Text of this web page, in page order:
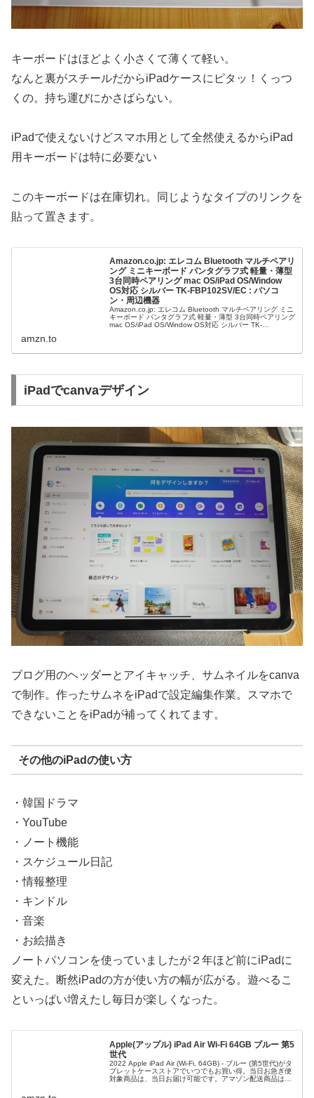
キーボードはほどよく小さくて薄くて軽い。
なんと裏がスチールだからiPadケースにピタッ！くっつ
くの。持ち運びにかさばらない。
iPadで使えないけどスマホ用として全然使えるからiPad
用キーボードは特に必要ない
このキーボードは在庫切れ。同じようなタイプのリンクを
貼って置きます。
Amazon.co.jp: エレコム Bluetooth マルチペアリ
ング ミニキーボード パンタグラフ式 軽量・薄型
3台同時ペアリング mac OS/iPad OS/Window
OS対応 シルバー TK-FBP102SV/EC : パソコ
ン・周辺機器
Amazon.co.jp: エレコム Bluetooth マルチペアリング ミニ
キーボード パンタグラフ式 軽量・薄型 3台同時ペアリング
mac OS/iPad OS/Window OS対応 シルバー TK-
amzn.to
iPadでcanvaデザイン
ブログ用のヘッダーとアイキャッチ、サムネイルをcanva
で制作。作ったサムネをiPadで設定編集作業。スマホで
できないことをiPadが補ってくれてます。
その他のiPadの使い方
・韓国ドラマ
・YouTube
・ノート機能
・スケジュール日記
・情報整理
・キンドル
・音楽
・お絵描き
ノートパソコンを使っていましたが２年ほど前にiPadに
変えた。断然iPadの方が使い方の幅が広がる。遊べるこ
といっぱい増えたし毎日が楽しくなった。
Apple(アップル) iPad Air Wi-Fi 64GB ブルー 第5
世代
2022 Apple iPad Air (Wi-Fi, 64GB) - ブルー (第5世代)がタ
ブレットケースストアでいつでもお買い得。当日お急ぎ便
対象商品は、当日お届け可能です。アマゾン配送商品は、